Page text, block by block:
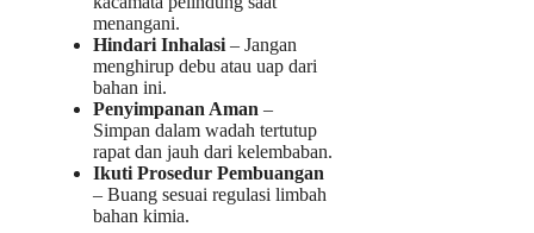
menangani.
Hindari Inhalasi – Jangan
menghirup debu atau uap dari
bahan ini.
Penyimpanan Aman –
Simpan dalam wadah tertutup
rapat dan jauh dari kelembaban.
Ikuti Prosedur Pembuangan
– Buang sesuai regulasi limbah
bahan kimia.